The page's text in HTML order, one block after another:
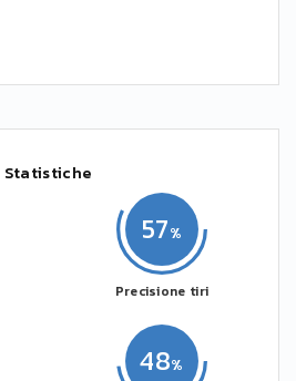
Statistiche
48
57
Precisione tiri